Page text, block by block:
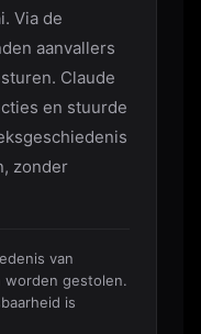
Via de
aanvallers
Claude
en stuurde
zonder
van
gestolen.
is